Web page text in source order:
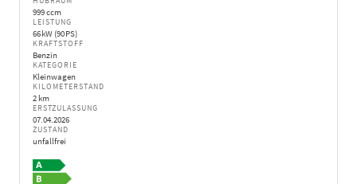
999 ccm
LEISTUNG
66 kW (90 PS)
KRAFTSTOFF
Benzin
KATEGORIE
Kleinwagen
KILOMETERSTAND
2 km
ERSTZULASSUNG
07.04.2026
ZUSTAND
unfallfrei